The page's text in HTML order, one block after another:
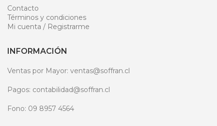
Contacto
Términos y condiciones
Mi cuenta / Registrarme
INFORMACIÓN
Ventas por Mayor: ventas@soffran.cl
Pagos: contabilidad@soffran.cl
Fono: 09 8957 4564